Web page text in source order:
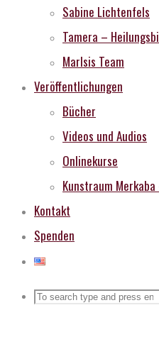
Sabine Lichtenfels
Tamera –
MarIsis Team
Veröffentlichungen
Bücher
Videos und Audios
Onlinekurse
Kunstraum
Kontakt
Spenden
Search
Search